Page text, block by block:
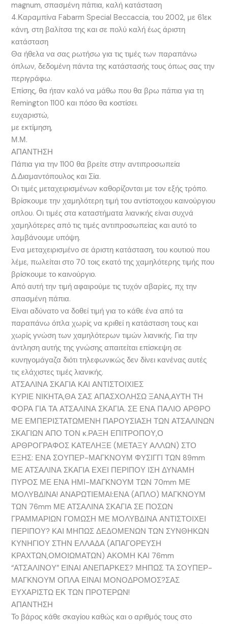
magnum, σπασμένη πάπια, καλή κατάσταση
4.Καραμπίνα Fabarm Special Beccaccia, του 2002, με 61εκ
κάνη, στη βαλίτσα της και σε πολύ καλή έως άριστη
κατάσταση
Θα ήθελα να σας ρωτήσω για τις τιμές των παραπάνω
όπλων, δεδομένη πάντα της κατάστασής τους όπως σας την
περιγράφω.
Επίσης, θα ήταν καλό να μάθω που θα βρω πάπια για τη
Remington 1100 και πόσο θα κοστίσει.
ευχαριστώ,
με εκτίμηση,
Μ.Μ.
ΑΠΑΝΤΗΣΗ
Πάπια για την 1100 θα βρείτε στην αντιπροσωπεία
Δ.Διαμαντόπουλος και Σία.
Οι τιμές μεταχειρισμένων καθορίζονται με τον εξής τρόπο.
Βρίσκουμε την χαμηλότερη τιμή του αντίστοιχου καινούργιου
οπλου. Οι τιμές στα καταστήματα λιανικής είναι συχνά
χαμηλότερες από τις τιμές αντιπροσωπείας και αυτό το
λαμβάνουμε υπόψη.
Ενα μεταχειρισμένο σε άριστη κατάσταση, του κουτιού που
λέμε, πωλείται στο 70 τοις εκατό της χαμηλότερης τιμής που
βρίσκουμε το καινούργιο.
Από αυτή την τιμή αφαιρούμε τις τυχόν αβαρίες, πχ την
σπασμένη πάπια.
Είναι αδύνατο να δοθεί τιμή για το κάθε ένα από τα
παραπάνω όπλα χωρίς να κριθεί η κατάσταση τους και
χωρίς γνώση των χαμηλότερων τιμών λιανικής. Για την
άντληση αυτής της γνώσης απαιτείται επίσκεψη σε
κυνηγομάγαζα διότι τηλεφωνικώς δεν δίνει κανένας αυτές
τις ελάχιστες τιμές λιανικής.
ΑΤΣΑΛΙΝΑ ΣΚΑΓΙΑ ΚΑΙ ΑΝΤΙΣΤΟΙΧΙΕΣ
ΚΥΡΙΕ ΝΙΚΗΤΑ,ΘΑ ΣΑΣ ΑΠΑΣΧΟΛΗΣΩ ΞΑΝΑ,ΑΥΤΗ ΤΗ
ΦΟΡΑ ΓΙΑ ΤΑ ΑΤΣΑΛΙΝΑ ΣΚΑΓΙΑ. ΣΕ ΕΝΑ ΠΑΛΙΟ ΑΡΘΡΟ
ΜΕ ΕΜΠΕΡΙΣΤΑΤΩΜΕΝΗ ΠΑΡΟΥΣΙΑΣΗ ΤΩΝ ΑΤΣΑΛΙΝΩΝ
ΣΚΑΓΙΩΝ ΑΠΟ ΤΟΝ κ.ΡΑΞΗ ΕΠΙΤΡΟΠΟΥ,Ο
ΑΡΘΡΟΓΡΑΦΟΣ ΚΑΤΕΛΗΞΕ (ΜΕΤΑΞΥ ΑΛΛΩΝ) ΣΤΟ
ΕΞΗΣ: ΕΝΑ ΣΟΥΠΕΡ-ΜΑΓΚΝΟΥΜ ΦΥΣΙΓΓΙ ΤΩΝ 89mm
ΜΕ ΑΤΣΑΛΙΝΑ ΣΚΑΓΙΑ ΕΧΕΙ ΠΕΡΙΠΟΥ ΙΣΗ ΔΥΝΑΜΗ
ΠΥΡΟΣ ΜΕ ΕΝΑ ΗΜΙ-ΜΑΓΚΝΟΥΜ ΤΩΝ 70mm ΜΕ
ΜΟΛΥΒΔΙΝΑ! ΑΝΑΡΩΤΙΕΜΑΙ:ΕΝΑ (ΑΠΛΟ) ΜΑΓΚΝΟΥΜ
ΤΩΝ 76mm ΜΕ ΑΤΣΑΛΙΝΑ ΣΚΑΓΙΑ ΣΕ ΠΟΣΩΝ
ΓΡΑΜΜΑΡΙΩΝ ΓΟΜΩΣΗ ΜΕ ΜΟΛΥΒΔΙΝΑ ΑΝΤΙΣΤΟΙΧΕΙ
ΠΕΡΙΠΟΥ? ΚΑΙ ΜΗΠΩΣ ΔΕΔΟΜΕΝΩΝ ΤΩΝ ΣΥΝΘΗΚΩΝ
ΚΥΝΗΓΙΟΥ ΣΤΗΝ ΕΛΛΑΔΑ (ΑΠΑΓΟΡΕΥΣΗ
ΚΡΑΧΤΩΝ,ΟΜΟΙΩΜΑΤΩΝ) ΑΚΟΜΗ ΚΑΙ 76mm
“ΑΤΣΑΛΙΝΟΥ” ΕΙΝΑΙ ΑΝΕΠΑΡΚΕΣ? ΜΗΠΩΣ ΤΑ ΣΟΥΠΕΡ-
ΜΑΓΚΝΟΥΜ ΟΠΛΑ ΕΙΝΑΙ ΜΟΝΟΔΡΟΜΟΣ?ΣΑΣ
ΕΥΧΑΡΙΣΤΩ ΕΚ ΤΩΝ ΠΡΟΤΕΡΩΝ!
ΑΠΑΝΤΗΣΗ
Το βάρος κάθε σκαγίου καθώς και ο αριθμός τους στο